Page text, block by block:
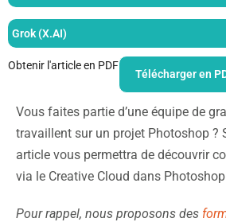
Grok (X.AI)
Obtenir l'article en PDF
Télécharger en
Vous faites partie d’une équipe de
travaillent sur un projet Photoshop ?
article vous permettra de découvrir
via le Creative Cloud dans
Pour rappel, nous proposons des